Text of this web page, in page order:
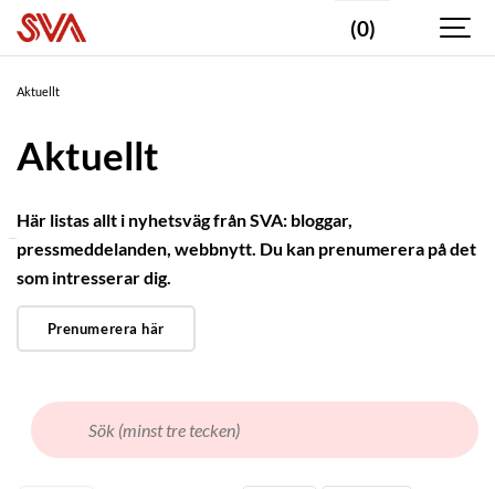
(0)
Aktuellt
Aktuellt
Här listas allt i nyhetsväg från SVA: bloggar,
pressmeddelanden, webbnytt. Du kan prenumerera på det
som intresserar dig.
Prenumerera här
Valda
taggar
Pressmeddelande
Fästbloggen